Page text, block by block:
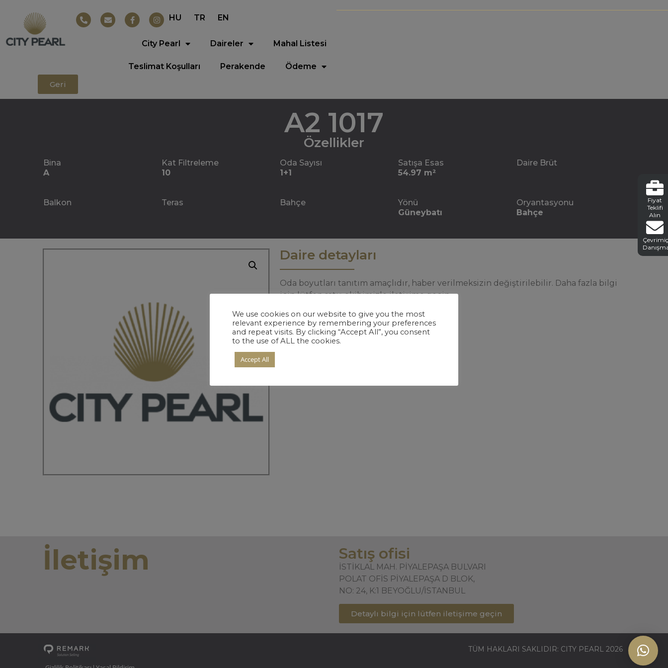
HU TR EN
City Pearl Daireler Mahal Listesi
Teslimat Koşulları Perakende Ödeme
Fiyat
Teklifi
Alın
Geri
A2 1017
Özellikler
Bina
A
Kat Filtreleme
10
Oda Sayısı
1+1
Satışa Esas
54.97 m²
Daire Brüt
Balkon Teras Bahçe
Yönü
Güneybatı
Oryantasyonu
Bahçe
Daire detayları
Oda boyutları tanıtım amaçlıdır, haber verilmeksizin değiştirilebilir. Daha fazla bilgi
için lütfen satış ekibimizle iletişime geçin.
İletişim Satış ofisi
İSTİKLAL MAH. PİYALEPAŞA BULVARI
POLAT OFİS PİYALEPAŞA D BLOK,
NO: 24, K:1 BEYOĞLU/İSTANBUL
Detaylı bilgi için lütfen iletişime geçin
TÜM HAKLARI SAKLIDIR: CITY PEARL 2026
We use cookies on our website to give you the most
relevant experience by remembering your preferences
and repeat visits. By clicking “Accept All”, you consent
to the use of ALL the cookies.
Accept All